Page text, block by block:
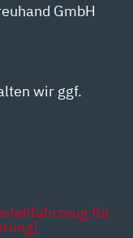
GmbH
wir ggf.
für